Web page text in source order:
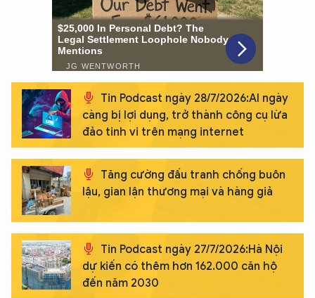
Tin Podcast ngày 28/7/2026:AI ngày
càng bị lợi dụng, trở thành công cụ lừa
đảo tinh vi trên mạng internet
Tăng cường đấu tranh chống buôn
lậu, gian lận thương mại và hàng giả
Tin Podcast ngày 27/7/2026:Hà Nội
dự kiến có thêm hơn 162.000 căn hộ
đến năm 2030
XIN CHÀO,
TÔI LÀ CHATBOT CỦA
An Ninh Thủ Đô nhé. Tôi sẵn sàng hỗ trợ!